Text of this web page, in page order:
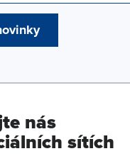
nás
sítích